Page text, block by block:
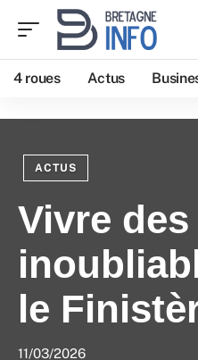
4 roues Actus
ACTUS
Vivre
le
11/03/2026